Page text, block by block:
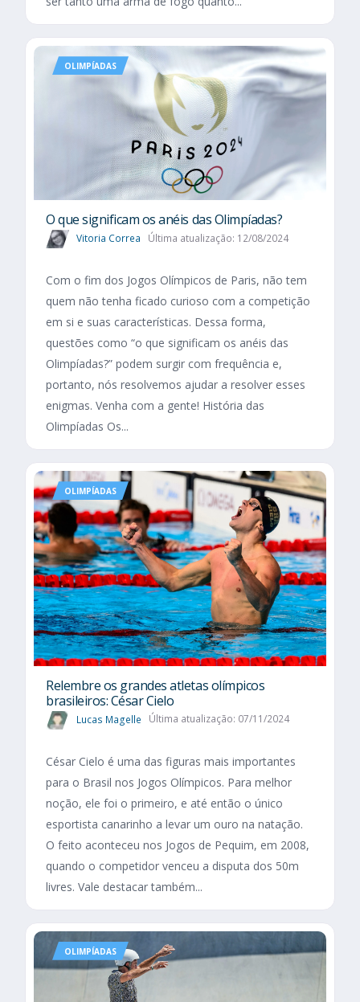
OLIMPÍADAS
O que significam os anéis das Olimpíadas?
Vitoria Correa Última atualização: 12/08/2024
Com o fim dos Jogos Olímpicos de Paris, não tem
quem não tenha ficado curioso com a competição
em si e suas características. Dessa forma,
questões como “o que significam os anéis das
Olimpíadas?” podem surgir com frequência e,
portanto, nós resolvemos ajudar a resolver esses
enigmas. Venha com a gente! História das
Olimpíadas Os...
OLIMPÍADAS
Relembre os grandes atletas olímpicos
brasileiros: César Cielo
Lucas Magelle Última atualização: 07/11/2024
César Cielo é uma das figuras mais importantes
para o Brasil nos Jogos Olímpicos. Para melhor
noção, ele foi o primeiro, e até então o único
esportista canarinho a levar um ouro na natação.
O feito aconteceu nos Jogos de Pequim, em 2008,
quando o competidor venceu a disputa dos 50m
livres. Vale destacar também...
OLIMPÍADAS